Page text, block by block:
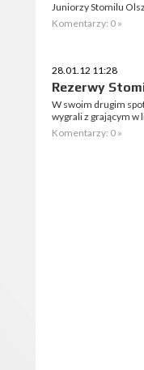
Juniorzy Stomilu
Komentarzy: 0 »
28.01.12 11:28
Rezerwy
W swoim drugim
wygrali z grającym w
Komentarzy: 0 »